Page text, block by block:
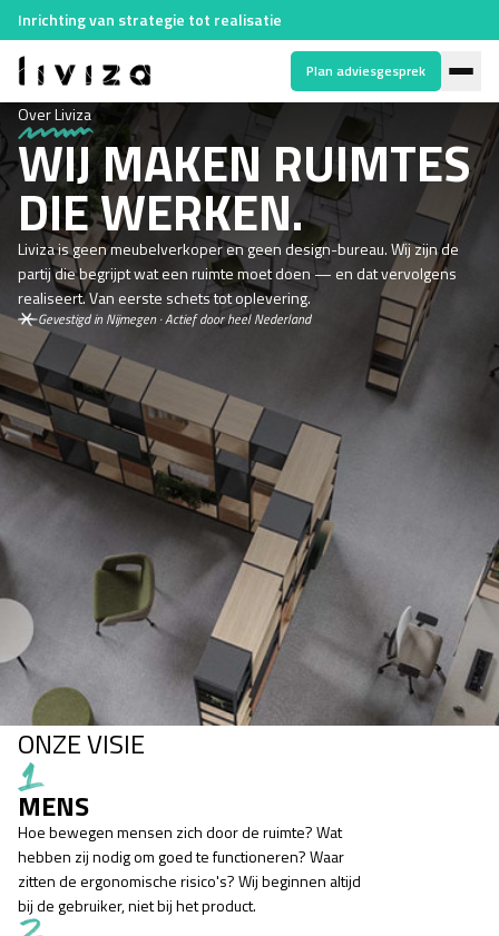
Inrichting van strategie tot realisatie
Plan adviesgesprek
Over Liviza
WIJ MAKEN RUIMTES
DIE WERKEN.
Liviza is geen meubelverkoper en geen design-bureau. Wij zijn de
partij die begrijpt wat een ruimte moet doen — en dat vervolgens
realiseert. Van eerste schets tot oplevering.
Gevestigd in Nijmegen · Actief door heel Nederland
ONZE VISIE
MENS
Hoe bewegen mensen zich door de ruimte? Wat
hebben zij nodig om goed te functioneren? Waar
zitten de ergonomische risico's? Wij beginnen altijd
bij de gebruiker, niet bij het product.